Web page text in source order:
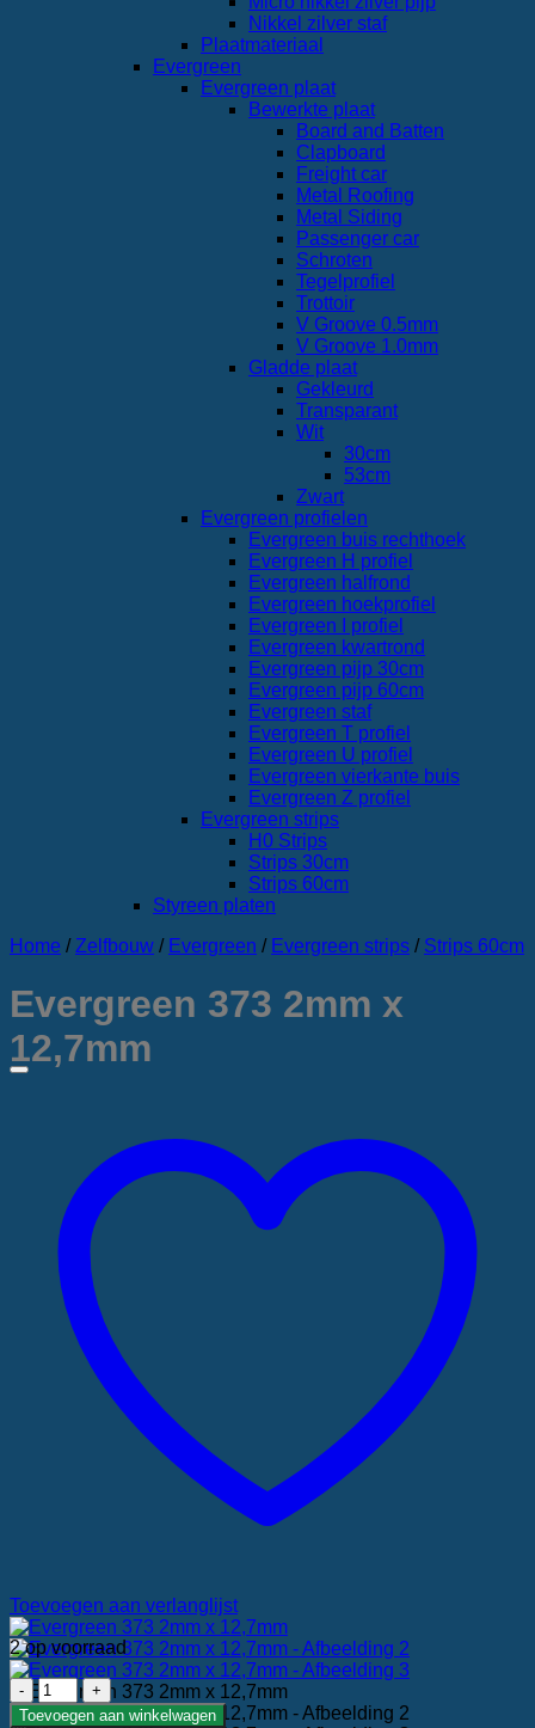
Nikkel zilver staf
Plaatmateriaal
Evergreen
Evergreen plaat
Bewerkte plaat
Board and Batten
Clapboard
Freight car
Metal Roofing
Metal Siding
Passenger car
Schroten
Tegelprofiel
Trottoir
V Groove 0.5mm
V Groove 1.0mm
Gladde plaat
Gekleurd
Transparant
Wit
30cm
53cm
Zwart
Evergreen profielen
Evergreen buis rechthoek
Evergreen H profiel
Evergreen halfrond
Evergreen hoekprofiel
Evergreen I profiel
Evergreen kwartrond
Evergreen pijp 30cm
Evergreen pijp 60cm
Evergreen staf
Evergreen T profiel
Evergreen U profiel
Evergreen vierkante buis
Evergreen Z profiel
Evergreen strips
H0 Strips
Strips 30cm
Strips 60cm
Styreen platen
Home / Zelfbouw / Evergreen / Evergreen strips / Strips 60cm
Evergreen 373 2mm x
12,7mm
Toevoegen aan verlanglijst
2 op voorraad
Evergreen
373
Toevoegen aan winkelwagen